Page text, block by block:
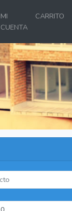
MI
CUENTA
CARRITO